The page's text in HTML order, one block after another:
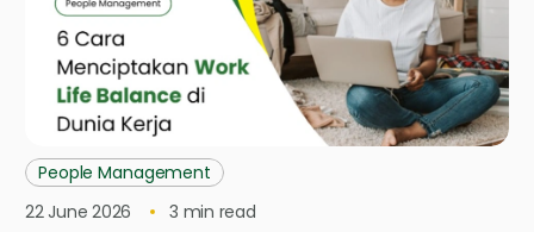
People Management
22 June 2026
3 min read